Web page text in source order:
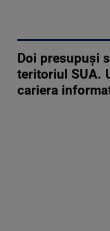
Doi presupuși
teritoriul SUA.
cariera